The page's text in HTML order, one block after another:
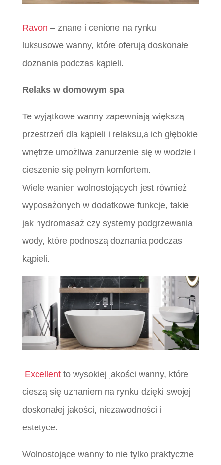
Ravon – znane i cenione na rynku
luksusowe wanny, które oferują doskonałe
doznania podczas kąpieli.
Relaks w domowym spa
Te wyjątkowe wanny zapewniają większą
przestrzeń dla kąpieli i relaksu,a ich głębokie
wnętrze umożliwa zanurzenie się w wodzie i
cieszenie się pełnym komfortem.
Wiele wanien wolnostojących jest również
wyposażonych w dodatkowe funkcje, takie
jak hydromasaż czy systemy podgrzewania
wody, które podnoszą doznania podczas
kąpieli.
Excellentto wysokiej jakości wanny, które
cieszą się uznaniem na rynku dzięki swojej
doskonałej jakości, niezawodności i
estetyce.
Wolnostojące wanny to nie tylko praktyczne